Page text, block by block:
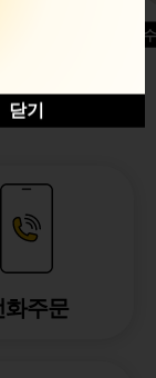
허니옥
화주문
닫기